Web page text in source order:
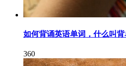
如何背诵英语单词，什么叫背
360